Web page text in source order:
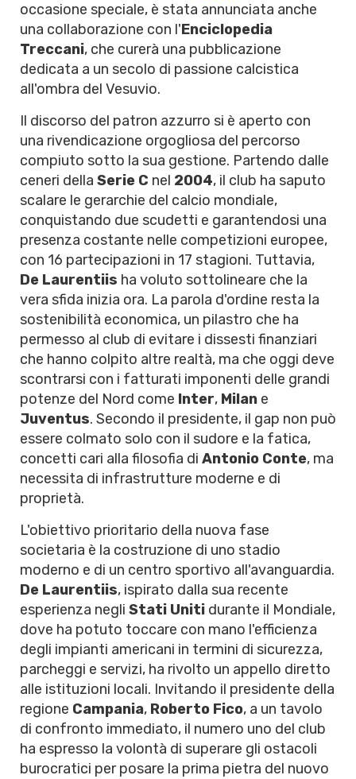
occasione speciale, è stata annunciata anche
una collaborazione con l'Enciclopedia
Treccani, che curerà una pubblicazione
dedicata a un secolo di passione calcistica
all'ombra del Vesuvio.
Il discorso del patron azzurro si è aperto con
una rivendicazione orgogliosa del percorso
compiuto sotto la sua gestione. Partendo dalle
ceneri della Serie C nel 2004, il club ha saputo
scalare le gerarchie del calcio mondiale,
conquistando due scudetti e garantendosi una
presenza costante nelle competizioni europee,
con 16 partecipazioni in 17 stagioni. Tuttavia,
De Laurentiis ha voluto sottolineare che la
vera sfida inizia ora. La parola d'ordine resta la
sostenibilità economica, un pilastro che ha
permesso al club di evitare i dissesti finanziari
che hanno colpito altre realtà, ma che oggi deve
scontrarsi con i fatturati imponenti delle grandi
potenze del Nord come Inter, Milan e
Juventus. Secondo il presidente, il gap non può
essere colmato solo con il sudore e la fatica,
concetti cari alla filosofia di Antonio Conte, ma
necessita di infrastrutture moderne e di
proprietà.
L'obiettivo prioritario della nuova fase
societaria è la costruzione di uno stadio
moderno e di un centro sportivo all'avanguardia.
De Laurentiis, ispirato dalla sua recente
esperienza negli Stati Uniti durante il Mondiale,
dove ha potuto toccare con mano l'efficienza
degli impianti americani in termini di sicurezza,
parcheggi e servizi, ha rivolto un appello diretto
alle istituzioni locali. Invitando il presidente della
regione Campania, Roberto Fico, a un tavolo
di confronto immediato, il numero uno del club
ha espresso la volontà di superare gli ostacoli
burocratici per posare la prima pietra del nuovo